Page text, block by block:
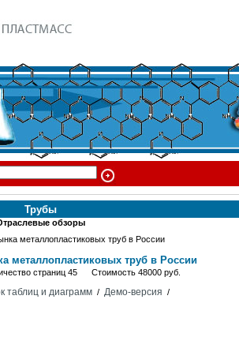
Трубы
обзоры
металлопластиковых труб в России
металлопластиковых труб в России
страниц 45 Стоимость 48000 руб.
таблиц и диаграмм/ Демо-версия /